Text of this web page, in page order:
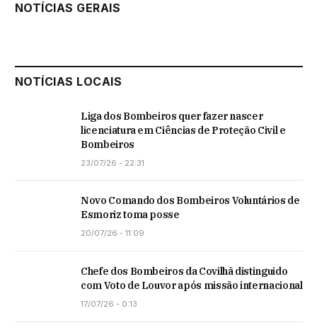
NOTÍCIAS GERAIS
NOTÍCIAS LOCAIS
Liga dos Bombeiros quer fazer nascer
licenciatura em Ciências de Proteção Civil e
Bombeiros
23/07/26 - 22:31
Novo Comando dos Bombeiros Voluntários de
Esmoriz toma posse
20/07/26 - 11:09
Chefe dos Bombeiros da Covilhã distinguido
com Voto de Louvor após missão internacional
17/07/26 - 0:13